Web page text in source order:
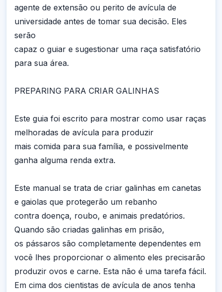
agente de extensão ou perito de avícula de
universidade antes de tomar sua decisão. Eles
serão
capaz o guiar e sugestionar uma raça satisfatório
para sua área.
PREPARING PARA CRIAR GALINHAS
Este guia foi escrito para mostrar como usar raças
melhoradas de avícula para produzir
mais comida para sua família, e possivelmente
ganha alguma renda extra.
Este manual se trata de criar galinhas em canetas
e gaiolas que protegerão um rebanho
contra doença, roubo, e animais predatórios.
Quando são criadas galinhas em prisão,
os pássaros são completamente dependentes em
você lhes proporcionar o alimento eles precisarão
produzir ovos e carne. Esta não é uma tarefa fácil.
Em cima dos cientistas de avícula de anos tenha